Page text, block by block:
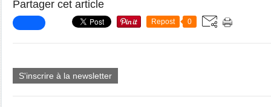
Partager cet article
Repost 0
S'inscrire à la newsletter